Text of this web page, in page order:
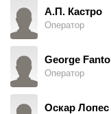
А.П. Кастро
Оператор
George Fanto
Оператор
Оскар Лопес